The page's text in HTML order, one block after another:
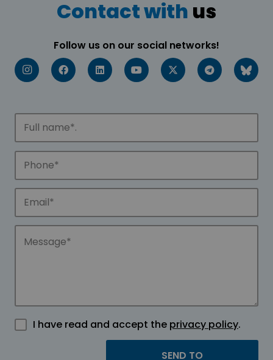
Contact with us
Follow us on our social networks!
I have read and accept the privacy policy.